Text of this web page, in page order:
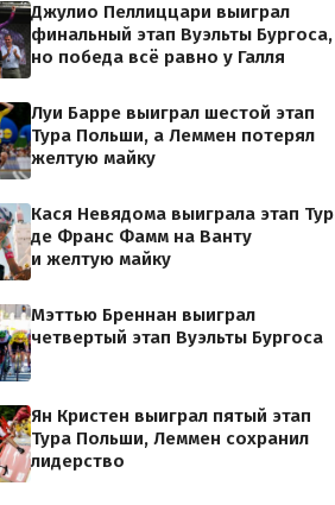
Джулио Пеллиццари выиграл
финальный этап Вуэльты Бургоса,
но победа всё равно у Галля
Луи Барре выиграл шестой этап
Тура Польши, а Леммен потерял
желтую майку
Кася Невядома выиграла этап Тур
де Франс Фамм на Ванту
и желтую майку
Мэттью Бреннан выиграл
четвертый этап Вуэльты Бургоса
Ян Кристен выиграл пятый этап
Тура Польши, Леммен сохранил
лидерство